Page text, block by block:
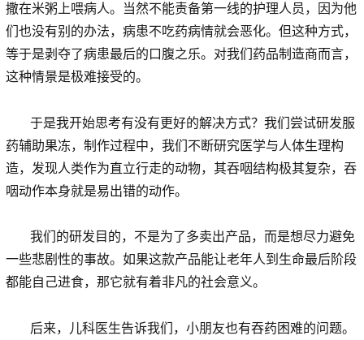
撒在米粥上喂病人。当然不能责备第一线的护理人员，因为他
们也没有别的办法，病患不吃药病情就会恶化。但这种方式，
等于是剥夺了病患最后的口腹之乐。对我们药品制造商而言，
这种情景是极难接受的。
于是我开始思考有没有更好的解决方式？我们尝试研发服
药辅助果冻，制作过程中，我们不断研究医学与人体生理构
造，发现人类作为直立行走的动物，其吞咽结构极其复杂，吞
咽动作本身就是易出错的动作。
我们的研发目的，不是为了多卖出产品，而是想尽力避免
一些悲剧性的事故。如果这款产品能让老年人到生命最后阶段
都能自己进食，那它就有着非凡的社会意义。
后来，儿科医生告诉我们，小朋友也有吞药困难的问题。